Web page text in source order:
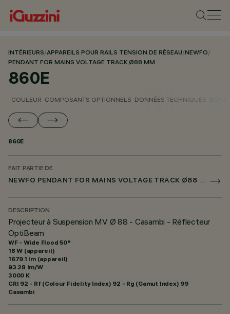
INTÉRIEURS/APPAREILS POUR RAILS TENSION DE RÉSEAU/NEWFO/
PENDANT FOR MAINS VOLTAGE TRACK Ø88 MM
860E
COULEUR COMPOSANTS OPTIONNELS DONNÉES TECHNIQUES
860E
FAIT PARTIE DE
NEWFO PENDANT FOR MAINS VOLTAGE TRACK Ø88 MM
DESCRIPTION
Projecteur à Suspension MV Ø 88 - Casambi - Réflecteur
OptiBeam
WF - Wide Flood 50°
18 W (appareil)
1679.1 lm (appareil)
93.28 lm/W
3000 K
CRI 92 - Rf (Colour Fidelity Index) 92 - Rg (Gamut Index) 99
Casambi